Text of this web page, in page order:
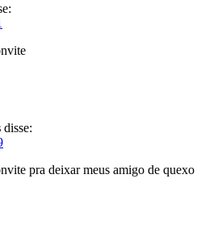
disse:
pra deixar meus amigo de quexo